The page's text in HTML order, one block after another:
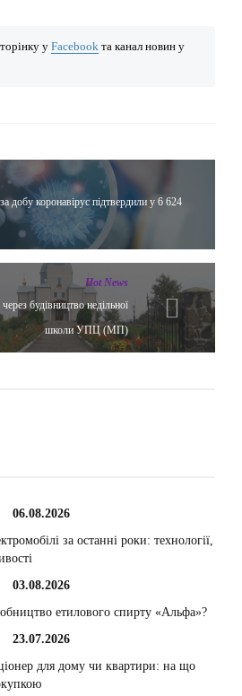
у Facebook та канал новин у
добу коронавірус підтвердили у 6 624
Hot News
будівництво недільної
школи УПЦ (МП)
06.08.2026
за останні роки: технології,
03.08.2026
етилового спирту «Альфа»?
23.07.2026
для дому чи квартири: на що